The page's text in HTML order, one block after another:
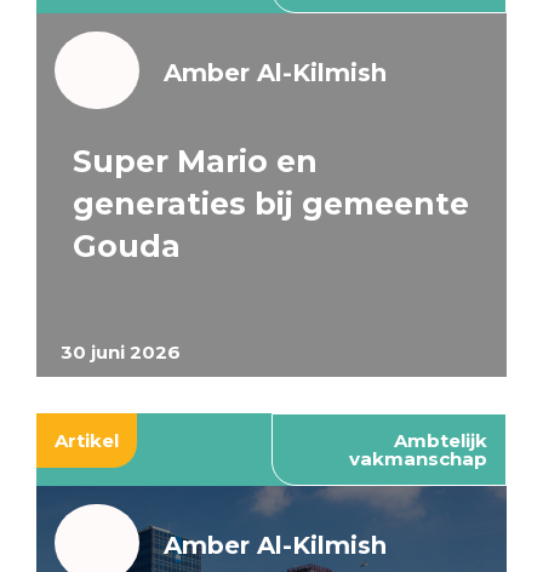
30 juni 2026
Amber Al-Kilmish
Super Mario en
generaties bij gemeente
Gouda
Artikel Ambtelijk
vakmanschap
Amber Al-Kilmish